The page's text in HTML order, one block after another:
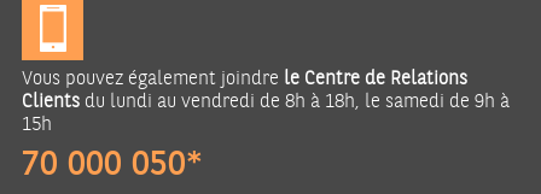
Vous pouvez également joindre le Centre de Relations
Clients du lundi au vendredi de 8h à 18h, le samedi de 9h à
15h
70 000 050*